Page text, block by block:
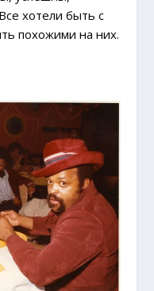
хотели быть с
похожими на них.